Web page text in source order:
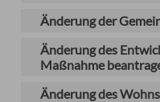
Änderung der
Änderung des
Maßnahme
Änderung des